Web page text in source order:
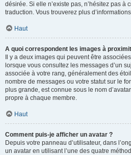
désirée. Si elle n’existe pas, n’hésitez pas à
traduction. Vous trouverez plus
Haut
A quoi correspondent les images à
Il y a deux images qui peuvent être
lorsque vous consultez les messages d’un
associée à votre rang, généralement des
nombre de messages ou votre statut sur le
plus grande, est connue sous le nom
propre à chaque membre.
Haut
Comment puis-je afficher un avatar ?
Depuis votre panneau d’utilisateur, dans
un avatar en utilisant l’une des quatre